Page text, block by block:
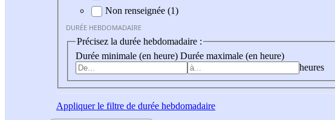
Non renseignée (1)
DURÉE HEBDOMADAIRE
Précisez la durée hebdomadaire :
Durée minimale (en heure) Durée maximale (en heure)
heures
Appliquerle filtre de durée hebdomadaire